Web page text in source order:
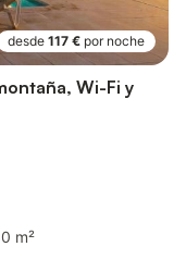
desde 117 € por noche
Wi-Fi y
m²